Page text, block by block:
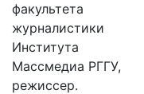
факультета
журналистики
Института
Массмедиа РГГУ,
режиссер.